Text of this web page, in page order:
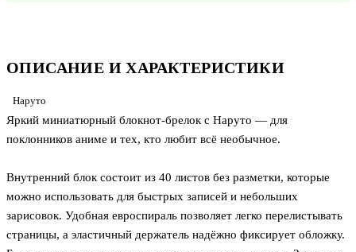
ОПИСАНИЕ И ХАРАКТЕРИСТИКИ
Наруто
Яркий миниатюрный блокнот-брелок с Наруто — для
поклонников аниме и тех, кто любит всё необычное.
Внутренний блок состоит из 40 листов без разметки, которые
можно использовать для быстрых записей и небольших
зарисовок. Удобная евроспираль позволяет легко перелистывать
страницы, а эластичный держатель надёжно фиксирует обложку.